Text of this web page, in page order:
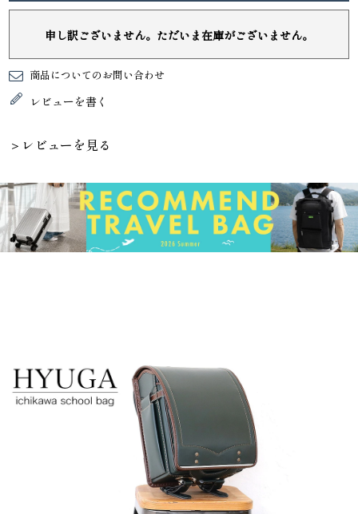
申し訳ございません。ただいま在庫がございません。
商品についてのお問い合わせ
レビューを書く
＞レビューを見る